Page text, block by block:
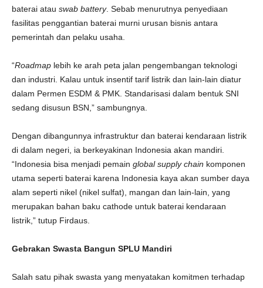
baterai atau swab battery. Sebab menurutnya penyediaan
fasilitas penggantian baterai murni urusan bisnis antara
pemerintah dan pelaku usaha.
“Roadmap lebih ke arah peta jalan pengembangan teknologi
dan industri. Kalau untuk insentif tarif listrik dan lain-lain diatur
dalam Permen ESDM & PMK. Standarisasi dalam bentuk SNI
sedang disusun BSN,” sambungnya.
Dengan dibangunnya infrastruktur dan baterai kendaraan listrik
di dalam negeri, ia berkeyakinan Indonesia akan mandiri.
“Indonesia bisa menjadi pemain global supply chain komponen
utama seperti baterai karena Indonesia kaya akan sumber daya
alam seperti nikel (nikel sulfat), mangan dan lain-lain, yang
merupakan bahan baku cathode untuk baterai kendaraan
listrik,” tutup Firdaus.
Gebrakan Swasta Bangun SPLU Mandiri
Salah satu pihak swasta yang menyatakan komitmen terhadap